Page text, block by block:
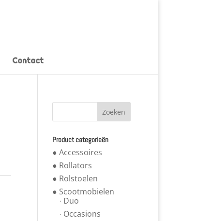
Contact
Product categorieën
● Accessoires
● Rollators
● Rolstoelen
● Scootmobielen
∙ Duo
∙ Occasions